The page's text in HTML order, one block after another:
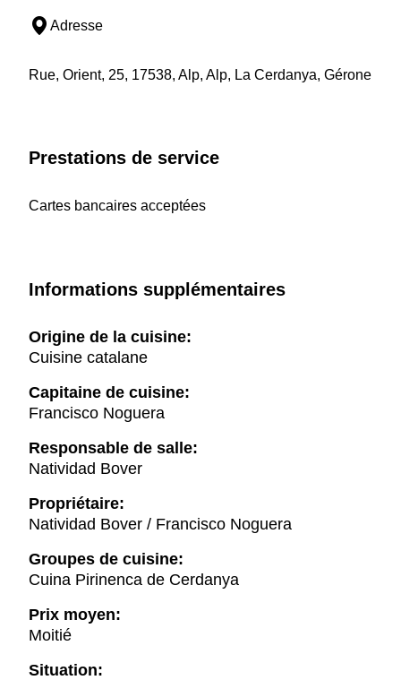
Adresse
Rue, Orient, 25, 17538, Alp, Alp, La Cerdanya, Gérone
Prestations de service
Cartes bancaires acceptées
Informations supplémentaires
Origine de la cuisine:
Cuisine catalane
Capitaine de cuisine:
Francisco Noguera
Responsable de salle:
Natividad Bover
Propriétaire:
Natividad Bover / Francisco Noguera
Groupes de cuisine:
Cuina Pirinenca de Cerdanya
Prix moyen:
Moitié
Situation: